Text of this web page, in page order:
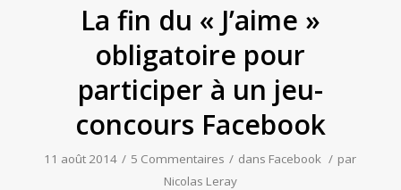
La fin du « J’aime »
obligatoire pour
participer à un jeu-
concours Facebook
11 août 2014 / 5 Commentaires / dans Facebook / par
Nicolas Leray